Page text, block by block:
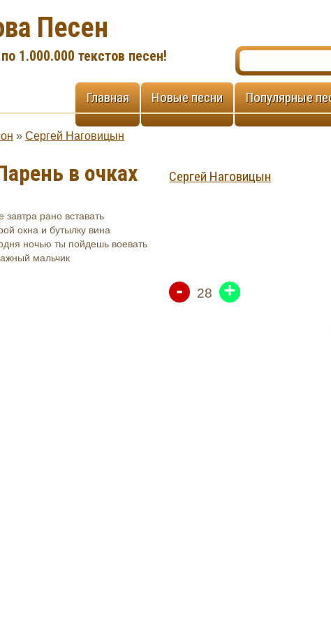
Песен
1.000.000 текстов песен!
Главная Новые песни Популярные
» Сергей Наговицын
в очках Сергей Наговицын
завтра рано вставать
окна и бутылку вина
ночью ты пойдешь воевать
мальчик
- 28 +